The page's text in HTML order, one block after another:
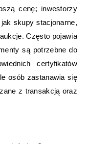
cenę; inwestorzy
skupy stacjonarne,
Często pojawia
są potrzebne do
certyfikatów
osób zastanawia się
z transakcją oraz